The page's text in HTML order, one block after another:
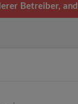
Betreiber,